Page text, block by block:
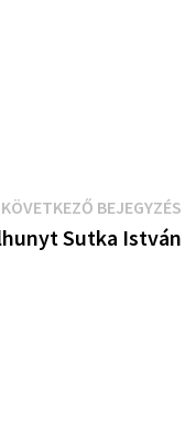
KÖVETKEZŐ BEJEGYZÉS
Sutka István